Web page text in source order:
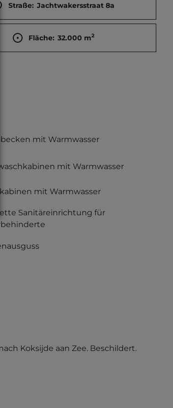
Straße: Jachtwakersstraat 8a
Fläche: 32.000 m2
mit Warmwasser
mit Warmwasser
mit Warmwasser
Sanitäreinrichtung für
Koksijde aan Zee. Beschildert.